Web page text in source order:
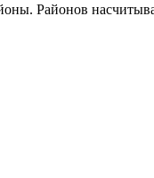
Районов